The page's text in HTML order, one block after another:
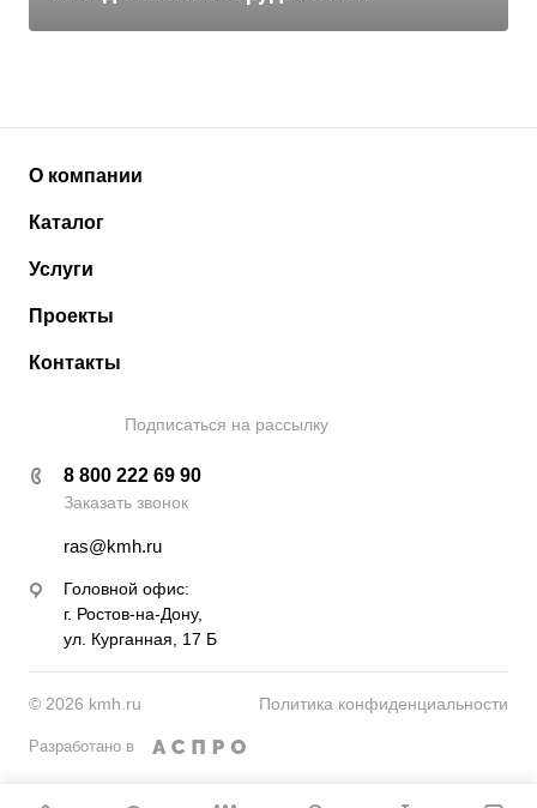
О компании
Каталог
Услуги
Проекты
Контакты
Подписаться на рассылку
8 800 222 69 90
Заказать звонок
ras@kmh.ru
Головной офис:
г. Ростов-на-Дону,
ул. Курганная, 17 Б
© 2026 kmh.ru Политика конфиденциальности
Разработано в